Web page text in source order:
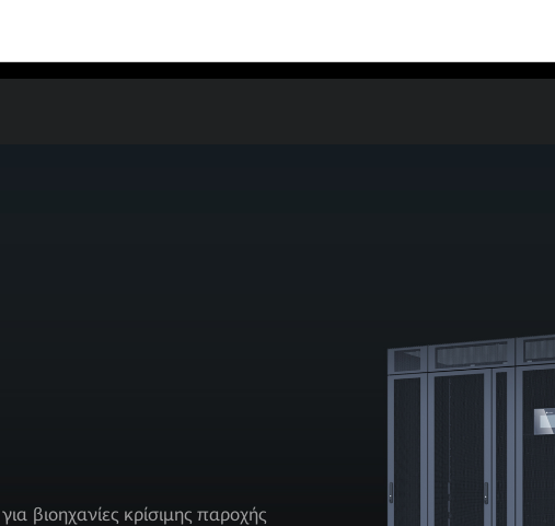
βιοηχανίες κρίσιμης παροχής